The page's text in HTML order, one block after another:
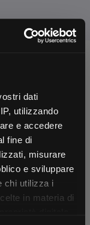
dati
utilizzando
e accedere
fine di
misurare
e sviluppare
chi utilizza i
in materia di
×
consulenza
passo dopo passo